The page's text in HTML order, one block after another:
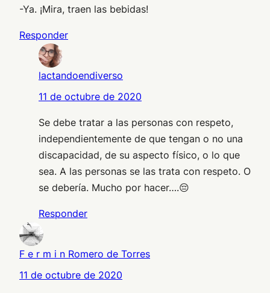
-Ya. ¡Mira, traen las bebidas!
Responder
lactandoendiverso
11 de octubre de 2020
Se debe tratar a las personas con respeto,
independientemente de que tengan o no una
discapacidad, de su aspecto físico, o lo que
sea. A las personas se las trata con respeto. O
se debería. Mucho por hacer….😔
Responder
F e r m i n Romero de Torres
11 de octubre de 2020